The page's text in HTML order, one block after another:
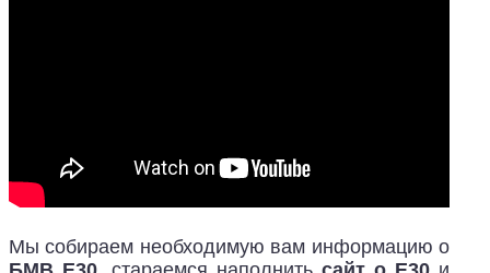
Мы собираем необходимую вам информацию о